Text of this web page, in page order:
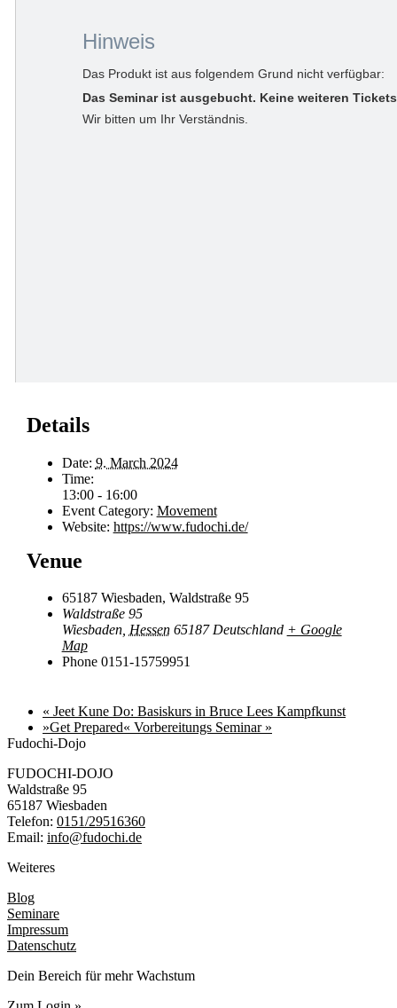
Details
Date: 9. March 2024
Time:
13:00 - 16:00
Event Category: Movement
Website: https://www.fudochi.de/
Venue
65187 Wiesbaden, Waldstraße 95
Waldstraße 95
Wiesbaden, Hessen 65187 Deutschland + Google
Map
Phone 0151-15759951
« Jeet Kune Do: Basiskurs in Bruce Lees Kampfkunst
»Get Prepared« Vorbereitungs Seminar »
Fudochi-Dojo
FUDOCHI-DOJO
Waldstraße 95
65187 Wiesbaden
Telefon: 0151/29516360
Email: info@fudochi.de
Weiteres
Blog
Seminare
Impressum
Datenschutz
Dein Bereich für mehr Wachstum